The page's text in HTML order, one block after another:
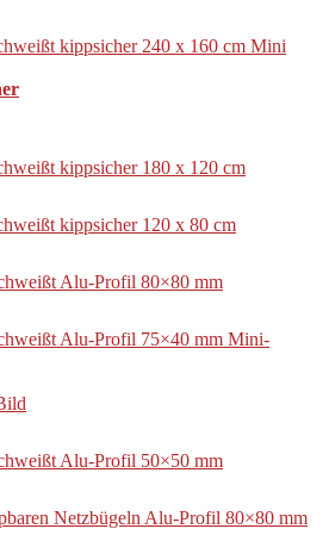
kippsicher 240 x 160 cm Mini
kippsicher 180 x 120 cm
kippsicher 120 x 80 cm
Alu-Profil 80×80 mm
Alu-Profil 75×40 mm Mini-
Alu-Profil 50×50 mm
Netzbügeln Alu-Profil 80×80 mm